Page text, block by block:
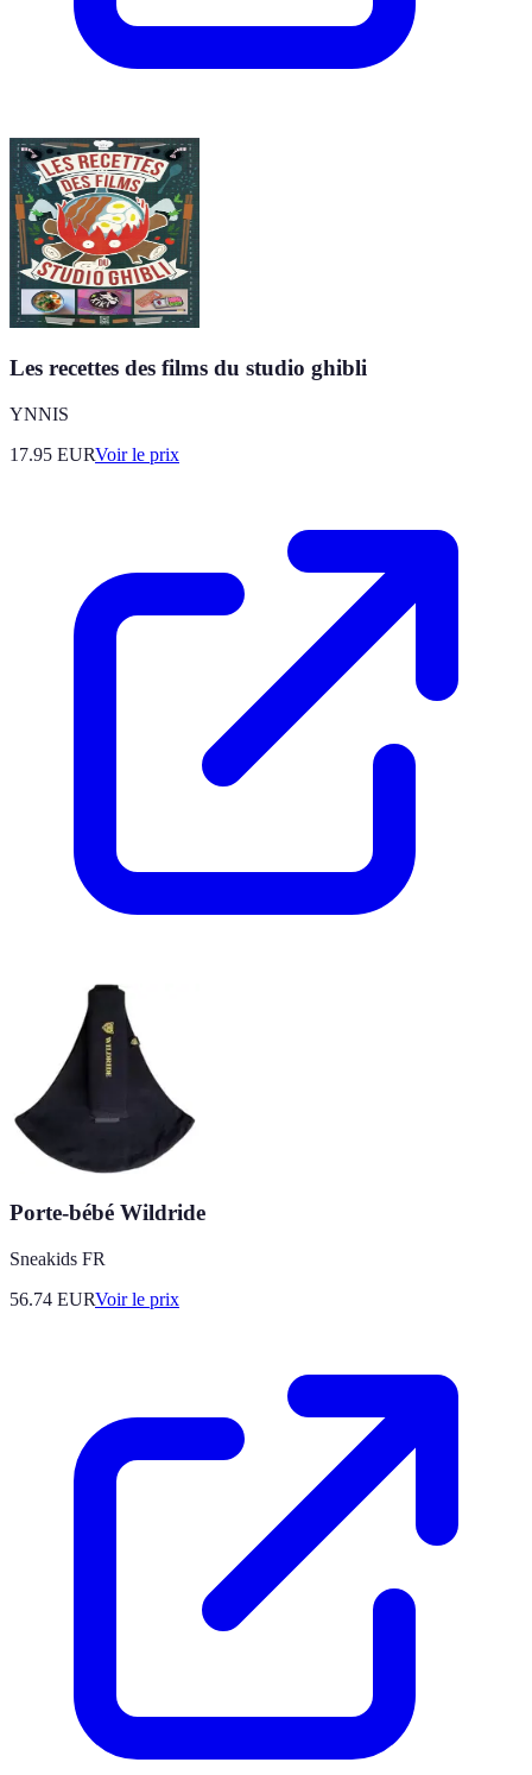
Les recettes des films du studio ghibli
YNNIS
17.95 EURVoir le prix
Porte-bébé Wildride
Sneakids FR
56.74 EURVoir le prix